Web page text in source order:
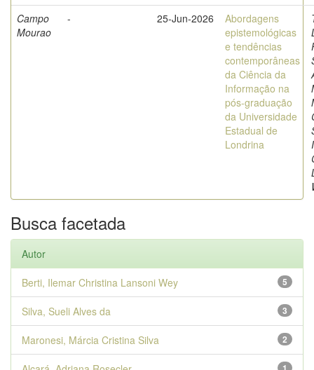
Campo
Mourao
- 25-Jun-2026
Abordagens
epistemológicas
e tendências
contemporâneas
da Ciência da
Informação na
pós-graduação
da Universidade
Estadual de
Londrina
Busca facetada
Autor
5
Berti, Ilemar Christina Lansoni Wey
3
Silva, Sueli Alves da
2
Maronesi, Márcia Cristina Silva